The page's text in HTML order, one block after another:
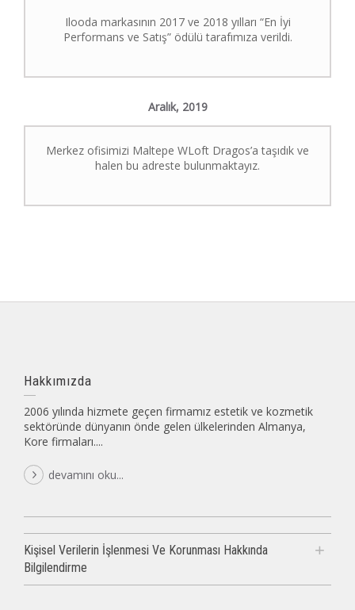
Ilooda markasının 2017 ve 2018 yılları “En İyi
Performans ve Satış” ödülü tarafımıza verildi.
Aralık, 2019
Merkez ofisimizi Maltepe WLoft Dragos’a taşıdık ve
halen bu adreste bulunmaktayız.
Hakkımızda
2006 yılında hizmete geçen firmamız estetik ve kozmetik
sektöründe dünyanın önde gelen ülkelerinden Almanya,
Kore firmaları....
devamını oku...
Kişisel Verilerin İşlenmesi Ve Korunması Hakkında
Bilgilendirme